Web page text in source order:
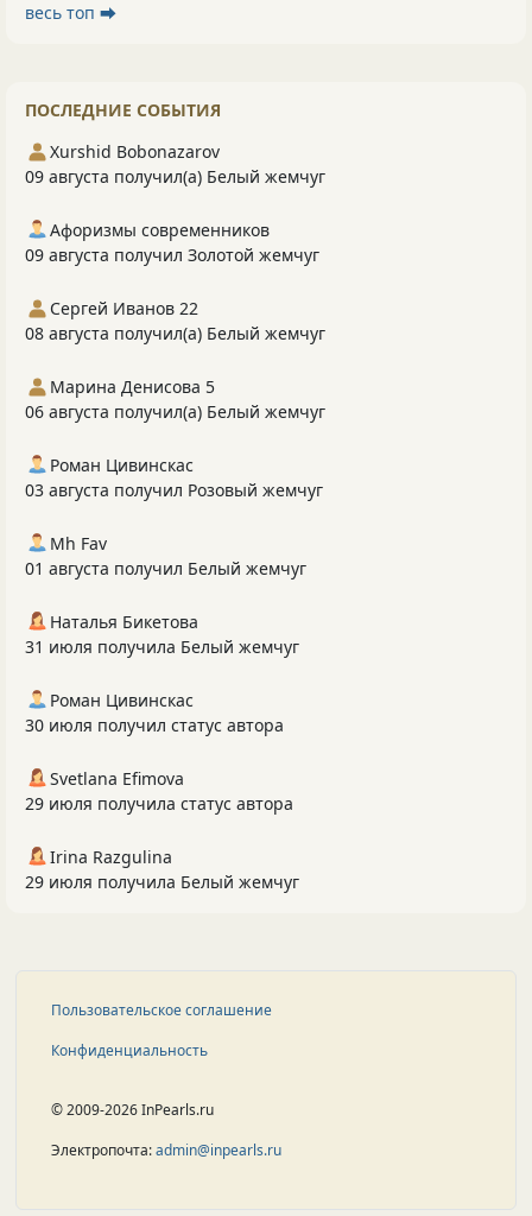
весь топ ⮕
ПОСЛЕДНИЕ СОБЫТИЯ
Xurshid Bobonazarov
09 августа получил(а) Белый жемчуг
Афоризмы современников
09 августа получил Золотой жемчуг
Сергей Иванов 22
08 августа получил(а) Белый жемчуг
Марина Денисова 5
06 августа получил(а) Белый жемчуг
Роман Цивинскас
03 августа получил Розовый жемчуг
Mh Fav
01 августа получил Белый жемчуг
Наталья Бикетова
31 июля получила Белый жемчуг
Роман Цивинскас
30 июля получил статус автора
Svetlana Efimova
29 июля получила статус автора
Irina Razgulina
29 июля получила Белый жемчуг
Пользовательское соглашение
Конфиденциальность
© 2009-2026 InPearls.ru
Электропочта:admin@inpearls.ru